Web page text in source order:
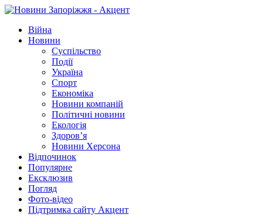
Війна
Новини
Суспільство
Події
Україна
Спорт
Економіка
Новини компаній
Політичні новини
Екологія
Здоров’я
Новини Херсона
Відпочинок
Популярне
Ексклюзив
Погляд
Фото-відео
Підтримка сайту Акцент